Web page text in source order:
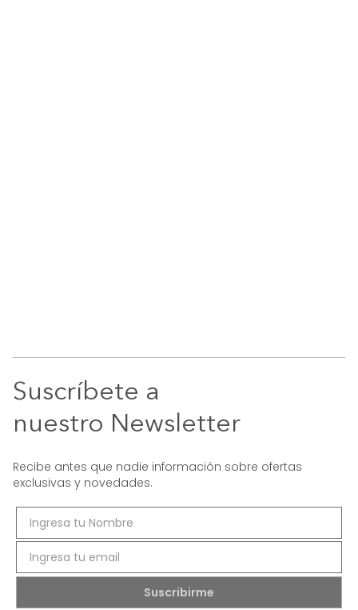
Suscríbete a
nuestro Newsletter
Recibe antes que nadie información sobre ofertas
exclusivas y novedades.